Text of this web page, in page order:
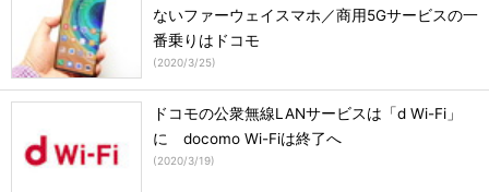
ないファーウェイスマホ／商用5Gサービスの一
番乗りはドコモ
(2020/3/25)
ドコモの公衆無線LANサービスは「d Wi-Fi」
に docomo Wi-Fiは終了へ
(2020/3/19)